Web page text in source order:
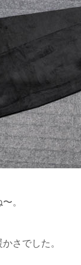
。
さでした。